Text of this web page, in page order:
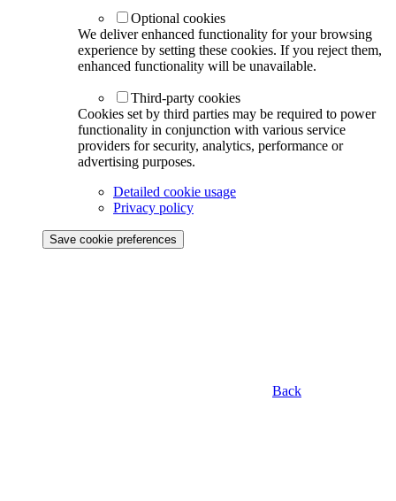
Optional cookies
We deliver enhanced functionality for your browsing
experience by setting these cookies. If you reject them,
enhanced functionality will be unavailable.
Third-party cookies
Cookies set by third parties may be required to power
functionality in conjunction with various service
providers for security, analytics, performance or
advertising purposes.
Detailed cookie usage
Privacy policy
Save cookie preferences
Back